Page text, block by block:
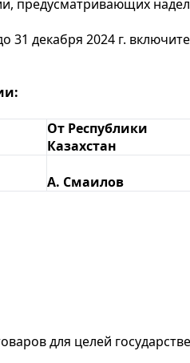
предусматривающих
31 декабря 2024 г.
От Республики
Казахстан
А. Смаилов
для целей